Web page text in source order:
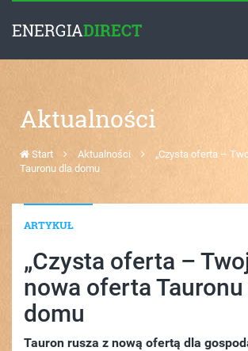
ENERGIADIRECT
Aktualności
Start Aktualności
„Czysta oferta –
Tauronu dla domu
ARTYKUŁ
„Czysta oferta –
nowa oferta
domu
Tauron rusza z nową ofertą dla